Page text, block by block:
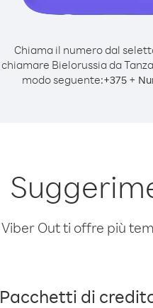
Chiama il numero dal
chiamare Bielorussia da
modo seguente:+375 +
Viber Out ti offre più
Pacchetti di